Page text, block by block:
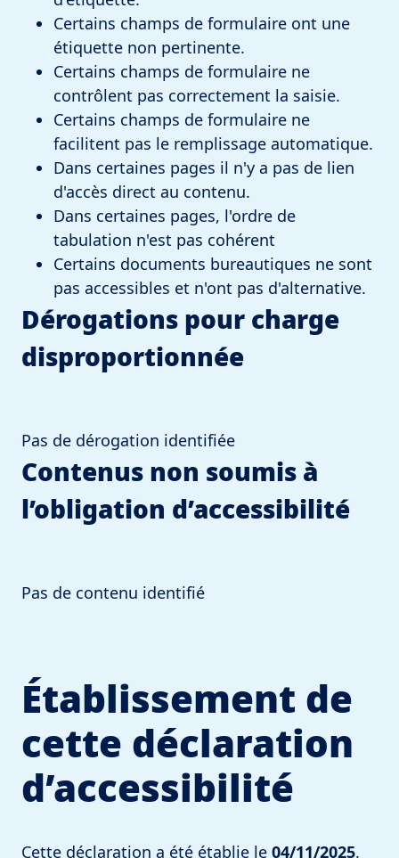
Certains champs de formulaire ont une
étiquette non pertinente.
Certains champs de formulaire ne
contrôlent pas correctement la saisie.
Certains champs de formulaire ne
facilitent pas le remplissage automatique.
Dans certaines pages il n'y a pas de lien
d'accès direct au contenu.
Dans certaines pages, l'ordre de
tabulation n'est pas cohérent
Certains documents bureautiques ne sont
pas accessibles et n'ont pas d'alternative.
Dérogations pour charge
disproportionnée
Pas de dérogation identifiée
Contenus non soumis à
l’obligation d’accessibilité
Pas de contenu identifié
Établissement de
cette déclaration
d’accessibilité
Cette déclaration a été établie le 04/11/2025.